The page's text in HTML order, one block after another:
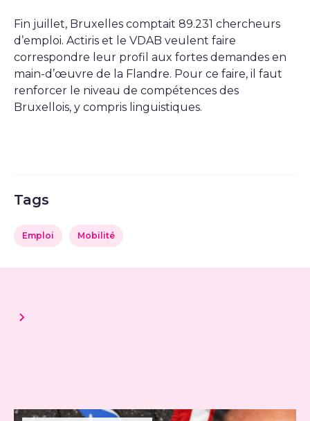
Fin juillet, Bruxelles comptait 89.231 chercheurs
d’emploi. Actiris et le VDAB veulent faire
correspondre leur profil aux fortes demandes en
main-d’œuvre de la Flandre. Pour ce faire, il faut
renforcer le niveau de compétences des
Bruxellois, y compris linguistiques.
Tags
Emploi Mobilité